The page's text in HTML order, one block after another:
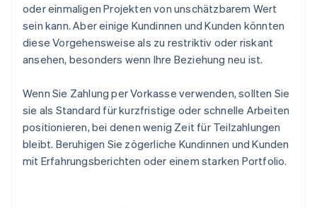
oder einmaligen Projekten von unschätzbarem Wert
sein kann. Aber einige Kundinnen und Kunden könnten
diese Vorgehensweise als zu restriktiv oder riskant
ansehen, besonders wenn Ihre Beziehung neu ist.
Wenn Sie Zahlung per Vorkasse verwenden, sollten Sie
sie als Standard für kurzfristige oder schnelle Arbeiten
positionieren, bei denen wenig Zeit für Teilzahlungen
bleibt. Beruhigen Sie zögerliche Kundinnen und Kunden
mit Erfahrungsberichten oder einem starken Portfolio.